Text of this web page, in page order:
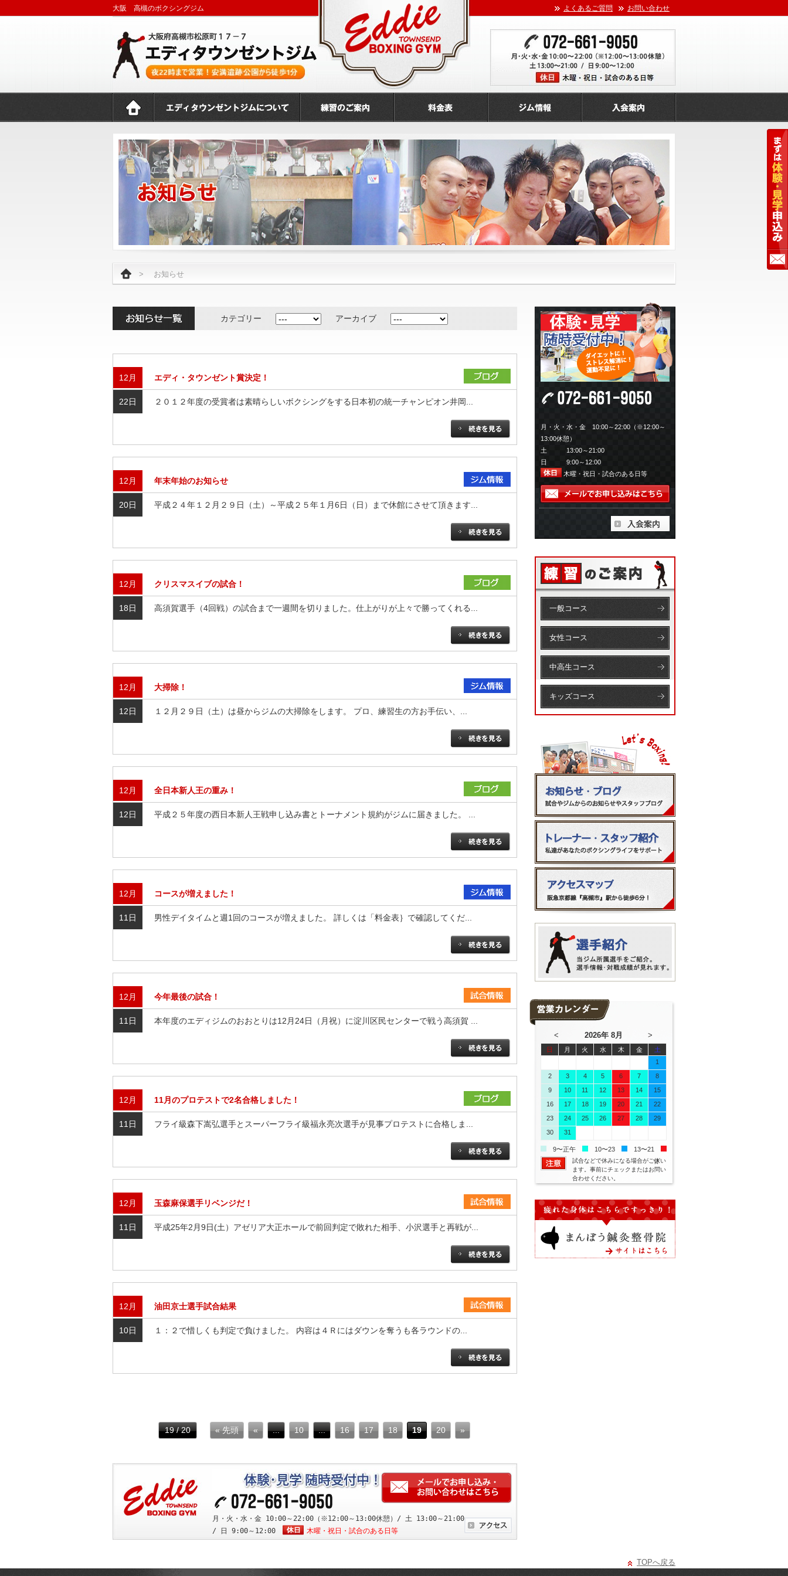
大阪 高槻のボクシングジム よくあるご質問 お問い合わせ
> お知らせ
カテゴリー アーカイブ
12月 エディ・タウンゼント賞決定！
22日 ２０１２年度の受賞者は素晴らしいボクシングをする日本初の統一チャンピオン井岡...
12月 年末年始のお知らせ
20日 平成２４年１２月２９日（土）～平成２５年１月6日（日）まで休館にさせて頂きます...
12月 クリスマスイブの試合！
18日 高須賀選手（4回戦）の試合まで一週間を切りました。仕上がりが上々で勝ってくれる...
12月 大掃除！
12日 １２月２９日（土）は昼からジムの大掃除をします。 プロ、練習生の方お手伝い、...
12月 全日本新人王の重み！
12日 平成２５年度の西日本新人王戦申し込み書とトーナメント規約がジムに届きました。 ...
12月 コースが増えました！
11日 男性デイタイムと週1回のコースが増えました。 詳しくは「料金表｝で確認してくだ...
12月 今年最後の試合！
11日 本年度のエディジムのおおとりは12月24日（月祝）に淀川区民センターで戦う高須賀 ...
12月 11月のプロテストで2名合格しました！
11日 フライ級森下嵩弘選手とスーパーフライ級福永亮次選手が見事プロテストに合格しま...
12月 玉森麻保選手リベンジだ！
11日 平成25年2月9日(土）アゼリア大正ホールで前回判定で敗れた相手、小沢選手と再戦が...
12月 油田京士選手試合結果
10日 １：２で惜しくも判定で負けました。 内容は４Ｒにはダウンを奪うも各ラウンドの...
19 / 20 « 先頭 « ... 10 ... 16 17 18 19 20 »
月・火・水・金 10:00～22:00（※12:00～13:00休憩）/ 土 13:00～21:00
/ 日 9:00～12:00
木曜・祝日・試合のある日等
月・火・水・金 10:00～22:00（※12:00～
13:00休憩）
土 13:00～21:00
日 9:00～12:00
木曜・祝日・試合のある日等
一般コース
女性コース
中高生コース
キッズコース
< 2026年 8月 >
日 月 火 水 木 金
土
1
2
3 4 5 6 7
8
9
10 11 12 13 14
15
16
17 18 19 20 21
22
23
24 25 26 27 28
29
30
31
9〜正午 10〜23
13〜21
休
試合などで休みになる場合がござい
ます。事前にチェックまたはお問い
合わせください。
TOPへ戻る